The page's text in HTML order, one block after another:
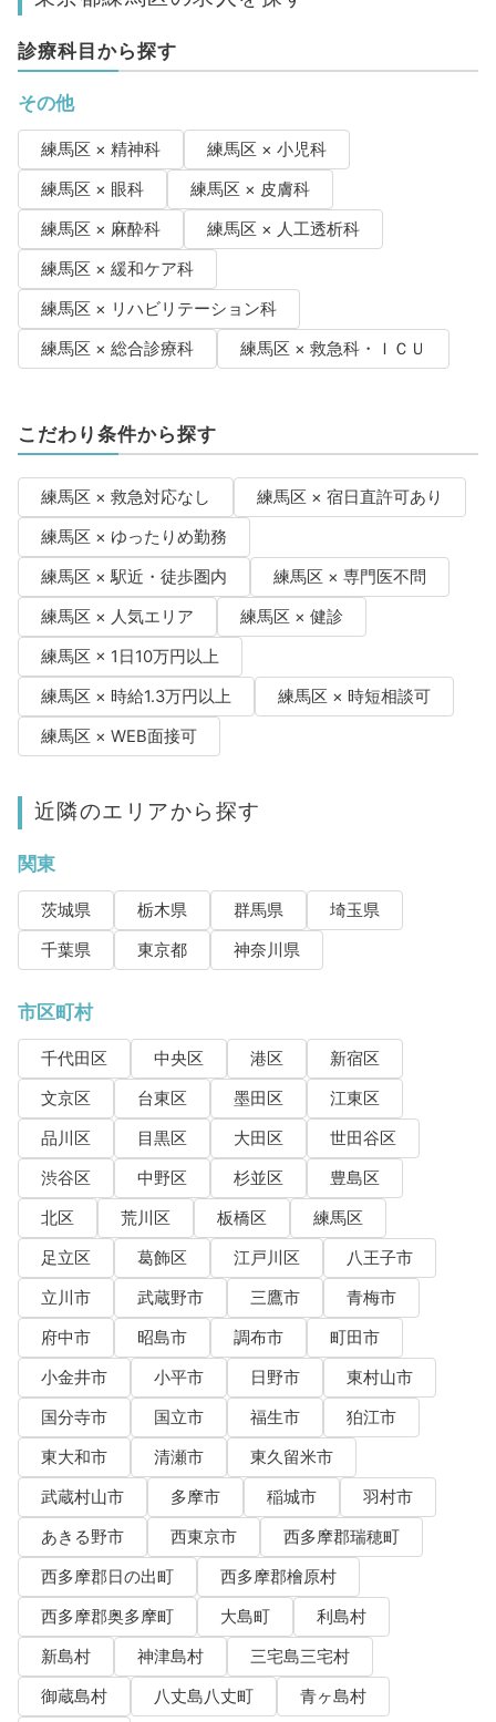
診療科目から探す
その他
練馬区 × 精神科
練馬区 × 小児科
練馬区 × 眼科
練馬区 × 皮膚科
練馬区 × 麻酔科
練馬区 × 人工透析科
練馬区 × 緩和ケア科
練馬区 × リハビリテーション科
練馬区 × 総合診療科
練馬区 × 救急科・ＩＣＵ
こだわり条件から探す
練馬区 × 救急対応なし
練馬区 × 宿日直許可あり
練馬区 × ゆったりめ勤務
練馬区 × 駅近・徒歩圏内
練馬区 × 専門医不問
練馬区 × 人気エリア
練馬区 × 健診
練馬区 × 1日10万円以上
練馬区 × 時給1.3万円以上
練馬区 × 時短相談可
練馬区 × WEB面接可
近隣のエリアから探す
関東
茨城県 栃木県 群馬県
埼玉県
千葉県
東京都 神奈川県
市区町村
千代田区 中央区 港区
新宿区
文京区
台東区 墨田区
江東区
品川区
目黒区 大田区
世田谷区
渋谷区
中野区 杉並区
豊島区
北区
荒川区 板橋区
練馬区
足立区
葛飾区 江戸川区
八王子市
立川市
武蔵野市 三鷹市
青梅市
府中市
昭島市 調布市
町田市
小金井市
小平市 日野市
東村山市
国分寺市
国立市 福生市
狛江市
東大和市
清瀬市
東久留米市
武蔵村山市
多摩市 稲城市
羽村市
あきる野市
西東京市
西多摩郡瑞穂町
西多摩郡日の出町
西多摩郡檜原村
西多摩郡奥多摩町
大島町
利島村
新島村
神津島村
三宅島三宅村
御蔵島村
八丈島八丈町
青ヶ島村